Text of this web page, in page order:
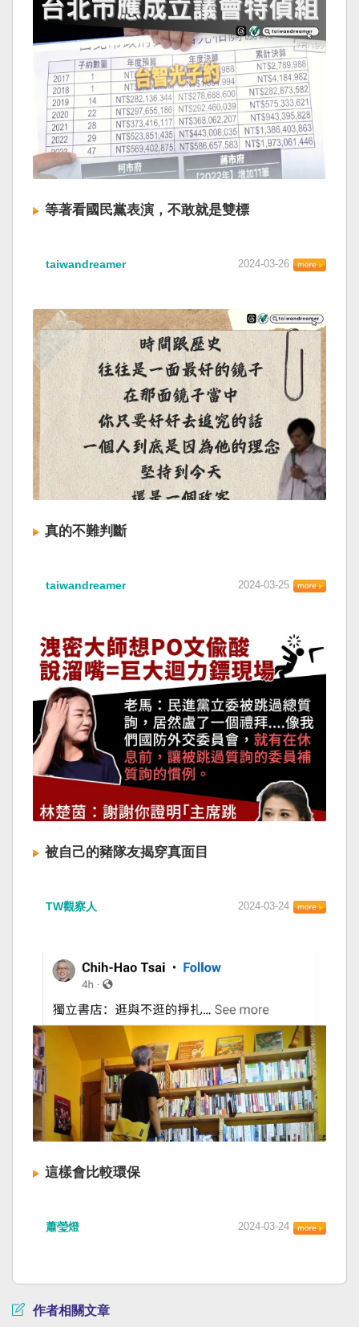
等著看國民黨表演，不敢就是雙標
taiwandreamer 2024-03-26
真的不難判斷
taiwandreamer 2024-03-25
被自己的豬隊友揭穿真面目
TW觀察人 2024-03-24
這樣會比較環保
蕭瑩燈 2024-03-24
作者相關文章